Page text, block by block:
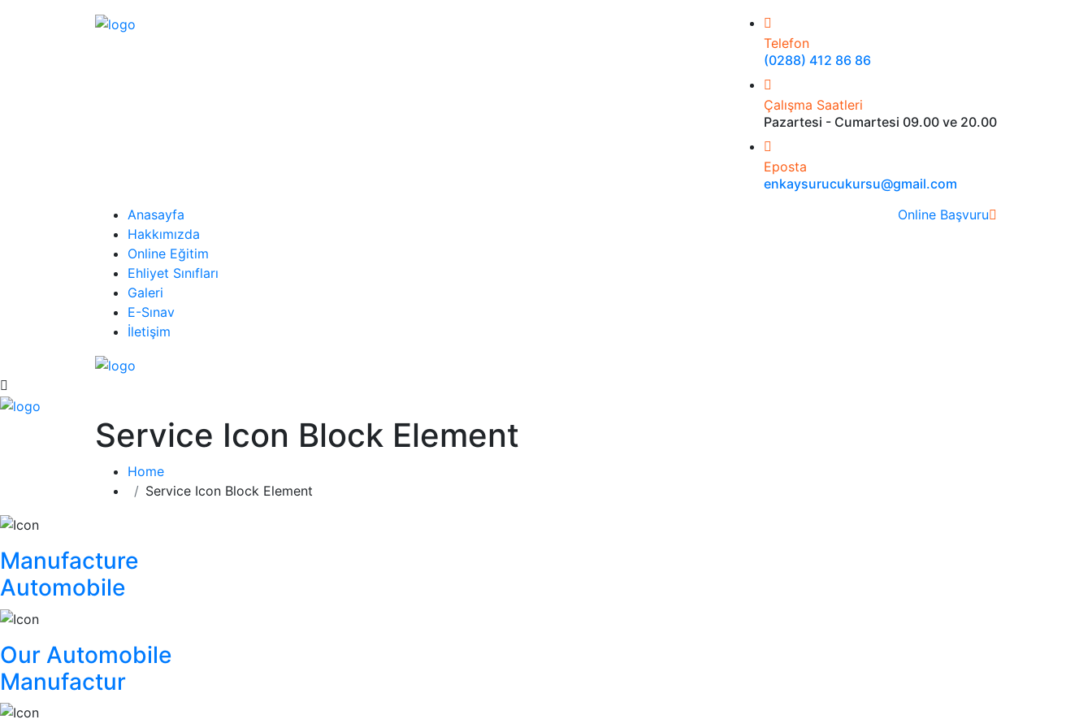
Telefon
(0288) 412 86 86
Çalışma Saatleri
Pazartesi - Cumartesi 09.00 ve 20.00
Eposta
enkaysurucukursu@gmail.com
Anasayfa
Hakkımızda
Online Eğitim
Ehliyet Sınıfları
Galeri
E-Sınav
İletişim
Online Başvuru
Service Icon Block Element
Home
Service Icon Block Element
Manufacture
Automobile
Our Automobile
Manufactur